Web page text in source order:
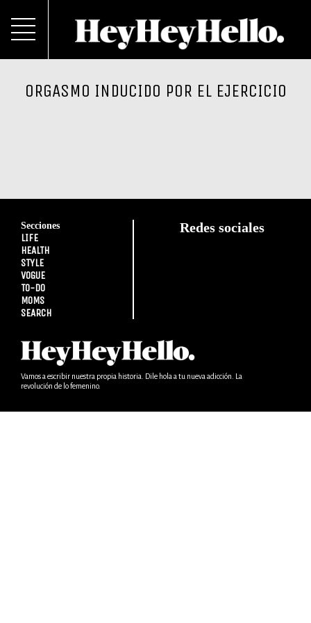
ORGASMO INDUCIDO POR EL EJERCICIO
Secciones
LIFE
HEALTH
STYLE
VOGUE
TO-DO
MOMS
SEARCH
Redes sociales
Vamos a escribir nuestra propia historia. Dile hola a tu nueva adicción. La
revolución de lo femenino.